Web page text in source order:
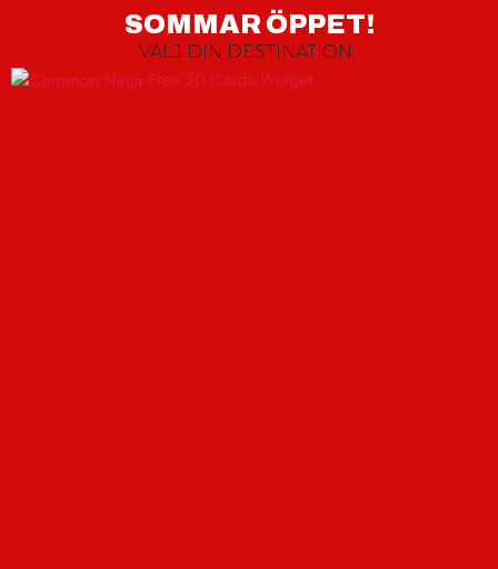
innehåll
SOMMAR ÖPPET!
VÄLJ DIN DESTINATION..
Free 3D Cards Widget